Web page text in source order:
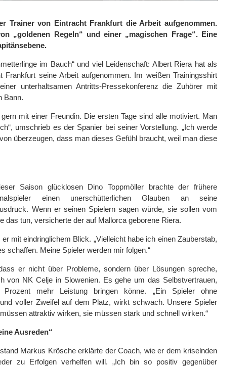
Trainer von Eintracht Frankfurt die Arbeit aufgenommen.
„goldenen Regeln“ und einer „magischen Frage“. Eine
im Bauch“ und viel Leidenschaft: Albert Riera hat als
Frankfurt seine Arbeit aufgenommen. Im weißen Trainingsshirt
unterhaltsamen Antritts-Pressekonferenz die Zuhörer mit
Bann.
mit einer Freundin. Die ersten Tage sind alle motiviert. Man
umschrieb es der Spanier bei seiner Vorstellung. „Ich werde
überzeugen, dass man dieses Gefühl braucht, weil man diese
Saison glücklosen Dino Toppmöller brachte der frühere
einen unerschütterlichen Glauben an seine
Wenn er seinen Spielern sagen würde, sie sollen vom
das tun, versicherte der auf Mallorca geborene Riera.
mit eindringlichem Blick. „Vielleicht habe ich einen Zauberstab,
schaffen. Meine Spieler werden mir folgen.“
er nicht über Probleme, sondern über Lösungen spreche,
von NK Celje in Slowenien. Es gehe um das Selbstvertrauen,
mehr Leistung bringen könne. „Ein Spieler ohne
voller Zweifel auf dem Platz, wirkt schwach. Unsere Spieler
attraktiv wirken, sie müssen stark und schnell wirken.“
Ausreden“
Markus Krösche erklärte der Coach, wie er dem kriselnden
zu Erfolgen verhelfen will. „Ich bin so positiv gegenüber